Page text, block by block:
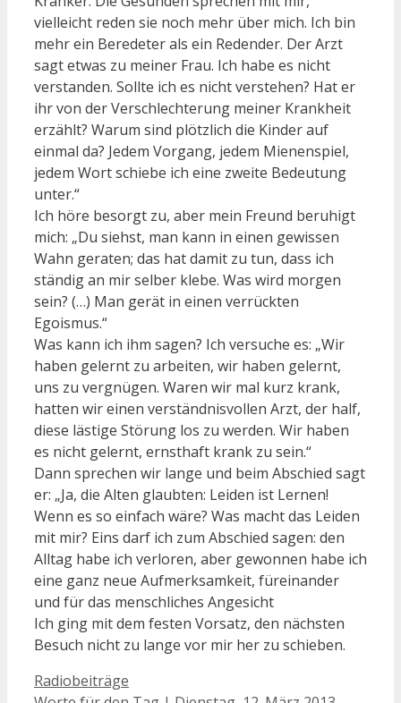
vielleicht reden sie noch mehr über mich. Ich bin
mehr ein Beredeter als ein Redender. Der Arzt
sagt etwas zu meiner Frau. Ich habe es nicht
verstanden. Sollte ich es nicht verstehen? Hat er
ihr von der Verschlechterung meiner Krankheit
erzählt? Warum sind plötzlich die Kinder auf
einmal da? Jedem Vorgang, jedem Mienenspiel,
jedem Wort schiebe ich eine zweite Bedeutung
unter.“
Ich höre besorgt zu, aber mein Freund beruhigt
mich: „Du siehst, man kann in einen gewissen
Wahn geraten; das hat damit zu tun, dass ich
ständig an mir selber klebe. Was wird morgen
sein? (…) Man gerät in einen verrückten
Egoismus.“
Was kann ich ihm sagen? Ich versuche es: „Wir
haben gelernt zu arbeiten, wir haben gelernt,
uns zu vergnügen. Waren wir mal kurz krank,
hatten wir einen verständnisvollen Arzt, der half,
diese lästige Störung los zu werden. Wir haben
es nicht gelernt, ernsthaft krank zu sein.“
Dann sprechen wir lange und beim Abschied sagt
er: „Ja, die Alten glaubten: Leiden ist Lernen!
Wenn es so einfach wäre? Was macht das Leiden
mit mir? Eins darf ich zum Abschied sagen: den
Alltag habe ich verloren, aber gewonnen habe ich
eine ganz neue Aufmerksamkeit, füreinander
und für das menschliches Angesicht
Ich ging mit dem festen Vorsatz, den nächsten
Besuch nicht zu lange vor mir her zu schieben.
Kategorien
Radiobeiträge